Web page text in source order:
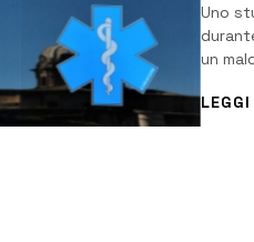
Uno
un
per […]...